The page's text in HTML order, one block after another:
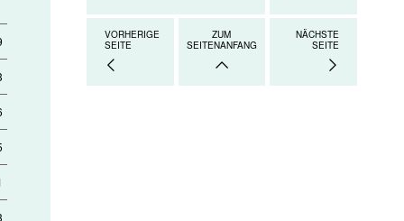
VORHERIGE
SEITE
ZUM
SEITENANFANG
NÄCHSTE
SEITE